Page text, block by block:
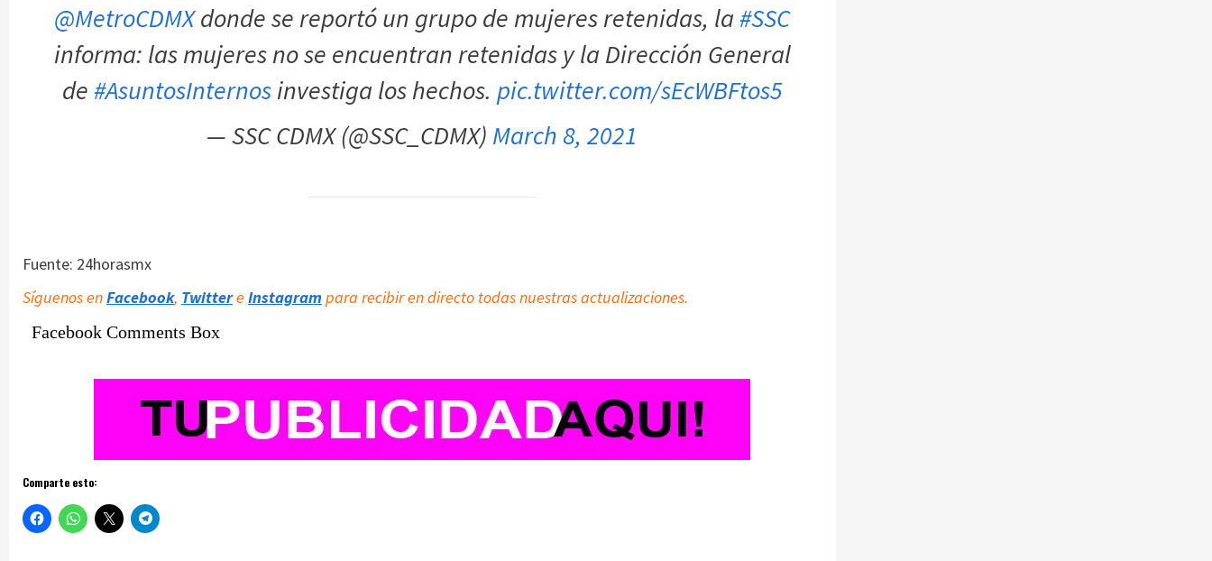
@MetroCDMXdonde se reportó un grupo de mujeres retenidas, la#SSC
informa: las mujeres no se encuentran retenidas y la Dirección General
de#AsuntosInternosinvestiga los hechos. pic.twitter.com/sEcWBFtos5
— SSC CDMX (@SSC_CDMX) March 8, 2021
Fuente: 24horasmx
Síguenos enFacebook, Twittere Instagram para recibir en directo todas nuestras actualizaciones.
Facebook Comments Box
Comparte esto: